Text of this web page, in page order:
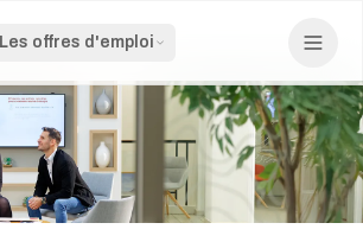
Les offres d'emploi